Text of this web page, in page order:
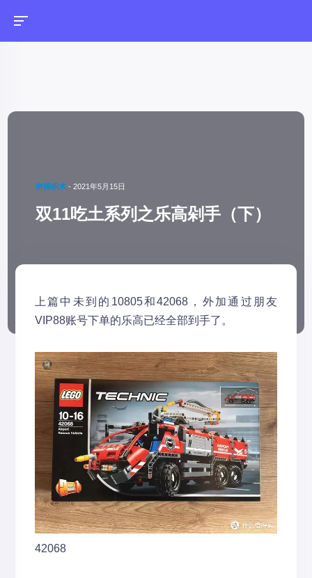
拼插积木 -2021年5月15日
双11吃土系列之乐高剁手（下）
上篇中未到的10805和42068，外加通过朋友
VIP88账号下单的乐高已经全部到手了。
42068